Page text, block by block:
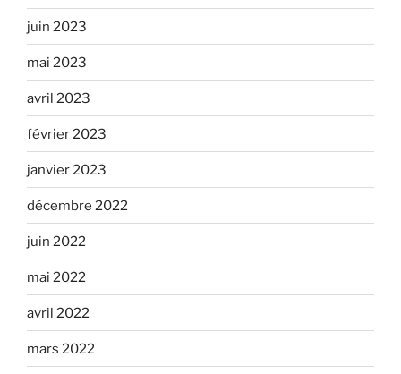
juin 2023
mai 2023
avril 2023
février 2023
janvier 2023
décembre 2022
juin 2022
mai 2022
avril 2022
mars 2022